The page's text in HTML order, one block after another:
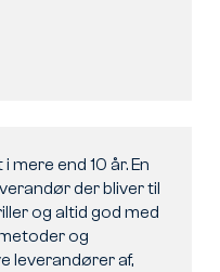
mere end 10 år. En
der bliver til
og altid god med
og
leverandører af,